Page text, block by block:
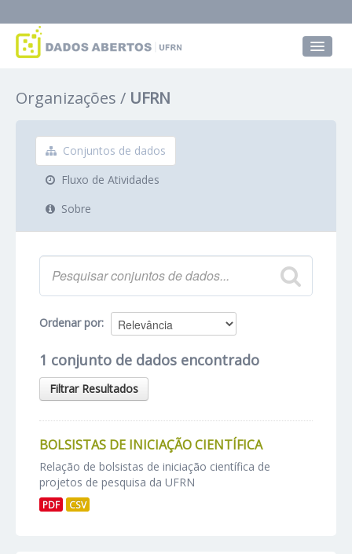
Grupos
Sobre
Organizações UFRN
Conjuntos de dados
Fluxo de Atividades
Sobre
Ordenar por
1 conjunto de dados encontrado
Filtrar Resultados
BOLSISTAS DE INICIAÇÃO CIENTÍFICA
Relação de bolsistas de iniciação científica de
projetos de pesquisa da UFRN
PDF CSV